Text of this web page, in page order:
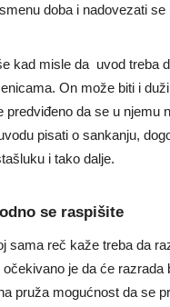
doba i nadovezati se
kad misle da uvod treba
On može biti i
predviđeno da se u njemu
pisati o sankanju,
i tako dalje.
se raspišite
sama reč kaže treba da
je da će razrada
pruža mogućnost da se